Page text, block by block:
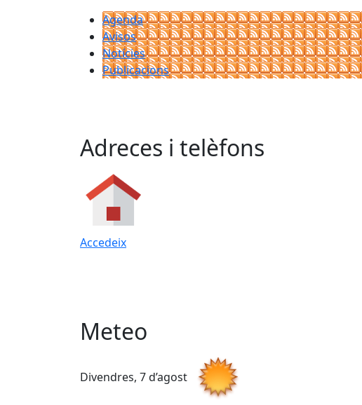
Agenda
Avisos
Notícies
Publicacions
Adreces i telèfons
Accedeix
Meteo
Divendres, 7 d’agost